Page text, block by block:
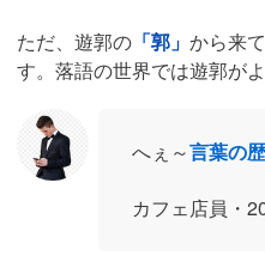
ただ、遊郭の 「郭」 から来
す。落語の世界では遊郭が
へぇ～言葉の
カフェ店員・